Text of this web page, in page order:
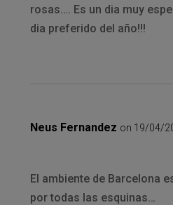
rosas…. Es un dia muy
dia preferido del año!!!
Neus Fernandez on 19/04/
El ambiente de Barcelona
por todas las esquinas…